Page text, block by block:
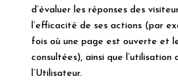
d’évaluer les réponses des
l’efficacité de ses actions (par
fois où une page est ouverte et
consultées), ainsi que l’utilisation
l’Utilisateur.